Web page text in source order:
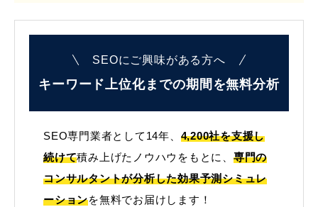
SEOにご興味がある方へ
キーワード上位化までの期間を無料分析
SEO専門業者として14年、 4,200社を支援し
続けて積み上げたノウハウをもとに、 専門の
コンサルタントが分析した効果予測シミュレ
ーションを無料でお届けします！